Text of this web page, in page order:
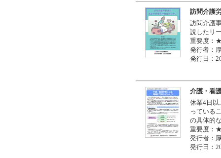
訪問介護
訪問介護
説したリ
重要度
発行者：
発行日：
介護・看
休業4日以
っている
の具体的
重要度
発行者：
発行日：